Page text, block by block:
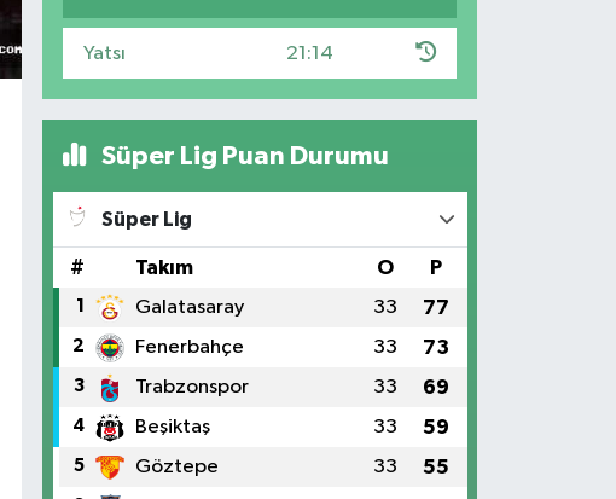
Yatsı 21:14
Süper Lig Puan Durumu
Süper Lig
# Takım O P
1 Galatasaray 33 77
2 Fenerbahçe 33 73
3 Trabzonspor 33 69
4 Beşiktaş 33 59
5 Göztepe 33 55